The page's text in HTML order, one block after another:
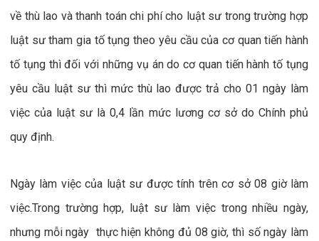
về thù lao và thanh toán chi phí cho luật sư trong trường hợp
luật sư tham gia tố tụng theo yêu cầu của cơ quan tiến hành
tố tụng thì đối với những vụ án do cơ quan tiến hành tố tụng
yêu cầu luật sư thì mức thù lao được trả cho 01 ngày làm
việc của luật sư là 0,4 lần mức lương cơ sở do Chính phủ
quy định.
Ngày làm việc của luật sư được tính trên cơ sở 08 giờ làm
việc.Trong trường hợp, luật sư làm việc trong nhiều ngày,
nhưng mỗi ngày thực hiện không đủ 08 giờ, thì số ngày làm